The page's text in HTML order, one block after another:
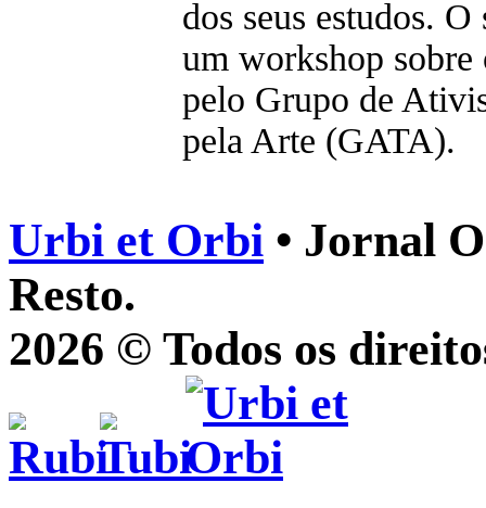
dos seus estudos.
um workshop sobre
pelo Grupo de
pela Arte (GATA).
Urbi et Orbi • Jornal
Resto.
2026 © Todos os